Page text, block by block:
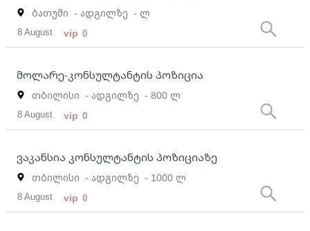
ბათუმი - ადგილზე - ლ
8 August vip 0
მოლარე-კონსულტანტის პოზიცია
თბილისი - ადგილზე - 800 ლ
8 August vip 0
ვაკანსია კონსულტანტის პოზიციაზე
თბილისი - ადგილზე - 1000 ლ
8 August vip 0